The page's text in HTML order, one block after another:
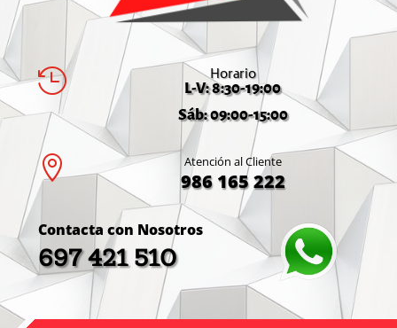
 Horario
L-V: 8:30-19:00
Sáb: 09:00-15:00
 Atención al Cliente
986 165 222
Contacta con Nosotros
697 421 510